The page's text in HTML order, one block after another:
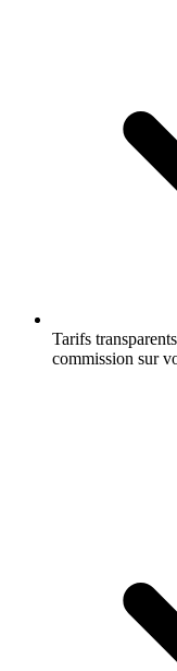
Tarifs
commission sur